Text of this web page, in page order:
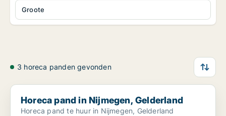
Groote
3 horeca panden gevonden
Horeca pand in Nijmegen, Gelderland
Horeca pand in Nijmegen, Gelderland
Horeca pand te huur in Nijmegen, Gelderland